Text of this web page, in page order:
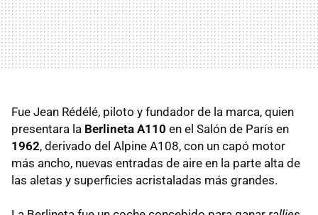
Fue Jean Rédélé, piloto y fundador de la marca, quien
presentara la Berlineta A110 en el Salón de París en
1962, derivado del Alpine A108, con un capó motor
más ancho, nuevas entradas de aire en la parte alta de
las aletas y superficies acristaladas más grandes.